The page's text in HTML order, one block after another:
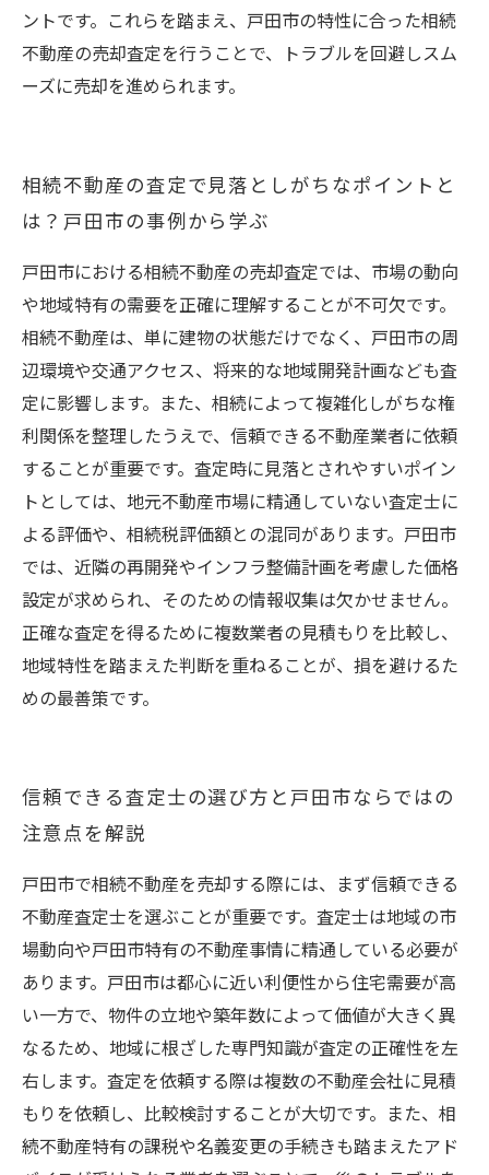
ントです。これらを踏まえ、戸田市の特性に合った相続
不動産の売却査定を行うことで、トラブルを回避しスム
ーズに売却を進められます。
相続不動産の査定で見落としがちなポイントと
は？戸田市の事例から学ぶ
戸田市における相続不動産の売却査定では、市場の動向
や地域特有の需要を正確に理解することが不可欠です。
相続不動産は、単に建物の状態だけでなく、戸田市の周
辺環境や交通アクセス、将来的な地域開発計画なども査
定に影響します。また、相続によって複雑化しがちな権
利関係を整理したうえで、信頼できる不動産業者に依頼
することが重要です。査定時に見落とされやすいポイン
トとしては、地元不動産市場に精通していない査定士に
よる評価や、相続税評価額との混同があります。戸田市
では、近隣の再開発やインフラ整備計画を考慮した価格
設定が求められ、そのための情報収集は欠かせません。
正確な査定を得るために複数業者の見積もりを比較し、
地域特性を踏まえた判断を重ねることが、損を避けるた
めの最善策です。
信頼できる査定士の選び方と戸田市ならではの
注意点を解説
戸田市で相続不動産を売却する際には、まず信頼できる
不動産査定士を選ぶことが重要です。査定士は地域の市
場動向や戸田市特有の不動産事情に精通している必要が
あります。戸田市は都心に近い利便性から住宅需要が高
い一方で、物件の立地や築年数によって価値が大きく異
なるため、地域に根ざした専門知識が査定の正確性を左
右します。査定を依頼する際は複数の不動産会社に見積
もりを依頼し、比較検討することが大切です。また、相
続不動産特有の課税や名義変更の手続きも踏まえたアド